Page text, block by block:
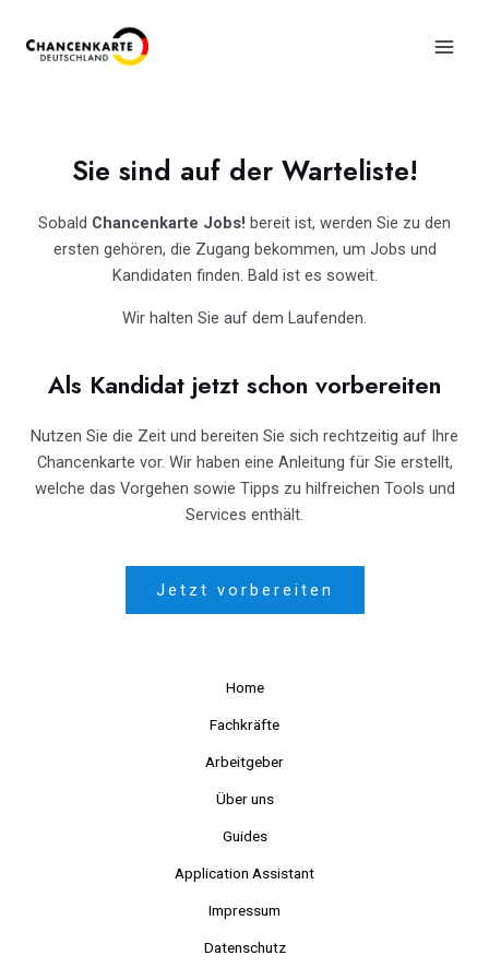
Sie sind auf der Warteliste!
Sobald Chancenkarte Jobs! bereit ist, werden Sie zu den
ersten gehören, die Zugang bekommen, um Jobs und
Kandidaten finden. Bald ist es soweit.
Wir halten Sie auf dem Laufenden.
Als Kandidat jetzt schon vorbereiten
Nutzen Sie die Zeit und bereiten Sie sich rechtzeitig auf Ihre
Chancenkarte vor. Wir haben eine Anleitung für Sie erstellt,
welche das Vorgehen sowie Tipps zu hilfreichen Tools und
Services enthält.
Jetzt vorbereiten
Home
Fachkräfte
Arbeitgeber
Über uns
Guides
Application Assistant
Impressum
Datenschutz